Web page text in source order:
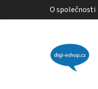
O společnosti